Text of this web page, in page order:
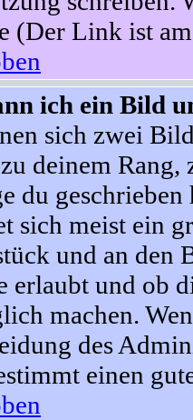
(Der Link ist
ich ein Bild
sich zwei
deinem Rang,
du
sich meist ein
und an den
erlaubt und ob
machen.
des
einen